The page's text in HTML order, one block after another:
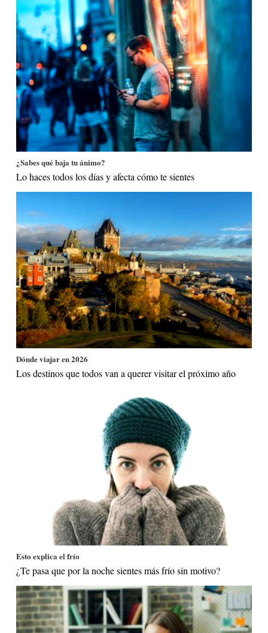
¿Sabes qué baja tu ánimo?
Lo haces todos los días y afecta cómo te sientes
Dónde viajar en 2026
Los destinos que todos van a querer visitar el próximo año
Esto explica el frío
¿Te pasa que por la noche sientes más frío sin motivo?